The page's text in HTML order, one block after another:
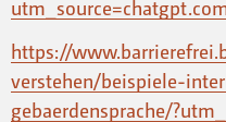
https://
verstehen/beispiele-
gebaerdensprache/